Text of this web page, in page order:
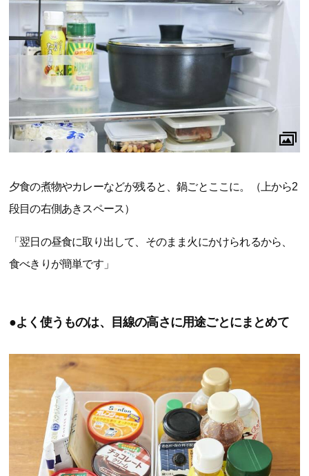
夕食の煮物やカレーなどが残ると、鍋ごとここに。（上から2
段目の右側あきスペース）
「翌日の昼食に取り出して、そのまま火にかけられるから、
食べきりが簡単です」
●よく使うものは、目線の高さに用途ごとにまとめて